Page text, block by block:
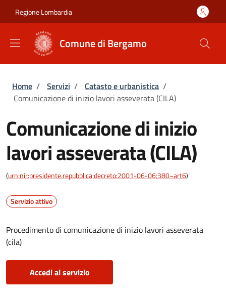
Regione Lombardia
Comune di Bergamo
Briciole di pane
Home / Servizi / Catasto e urbanistica /
Comunicazione di inizio lavori asseverata (CILA)
Comunicazione di inizio
lavori asseverata (CILA)
(urn:nir:presidente.repubblica:decreto:2001-06-06;380~art6)
Servizio attivo
Procedimento di comunicazione di inizio lavori asseverata
(cila)
Accedi al servizio